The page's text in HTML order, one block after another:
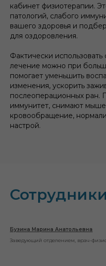
кабинет физиотерапии.
патологий, слабого
вашего здоровья и
для оздоровления.
Фактически
лечение можно при
помогает уменьшить
изменения, ускорить
послеоперационных
иммунитет, снимают
кровообращение,
настрой.
Бузина Марина Анатольевна
Заведующий отделением, врач-